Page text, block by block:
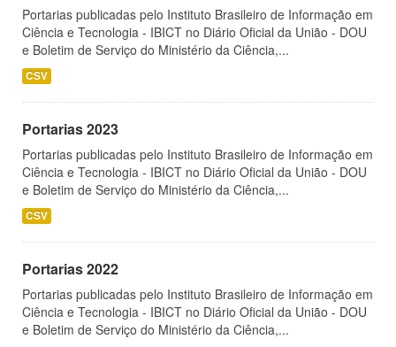
Portarias publicadas pelo Instituto Brasileiro de Informação em
Ciência e Tecnologia - IBICT no Diário Oficial da União - DOU
e Boletim de Serviço do Ministério da Ciência,...
CSV
Portarias 2023
Portarias publicadas pelo Instituto Brasileiro de Informação em
Ciência e Tecnologia - IBICT no Diário Oficial da União - DOU
e Boletim de Serviço do Ministério da Ciência,...
CSV
Portarias 2022
Portarias publicadas pelo Instituto Brasileiro de Informação em
Ciência e Tecnologia - IBICT no Diário Oficial da União - DOU
e Boletim de Serviço do Ministério da Ciência,...